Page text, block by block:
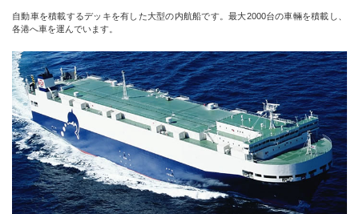
自動車を積載するデッキを有した大型の内航船です。最大2000台の車輛を積載し、
各港へ車を運んでいます。